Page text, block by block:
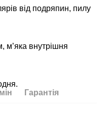
від подряпин, пилу
внутрішня
Гарантія